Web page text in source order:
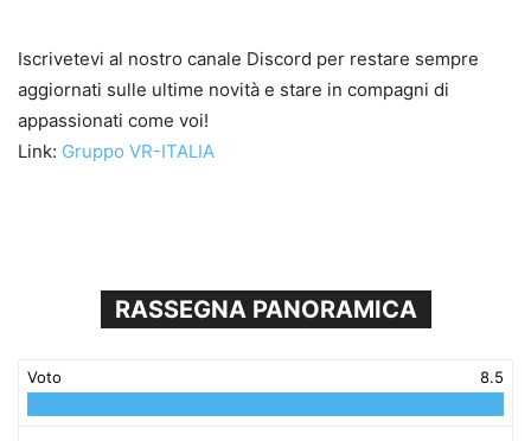
Iscrivetevi al nostro canale Discord per restare sempre
aggiornati sulle ultime novità e stare in compagni di
appassionati come voi!
Link: Gruppo VR-ITALIA
RASSEGNA PANORAMICA
Voto 8.5